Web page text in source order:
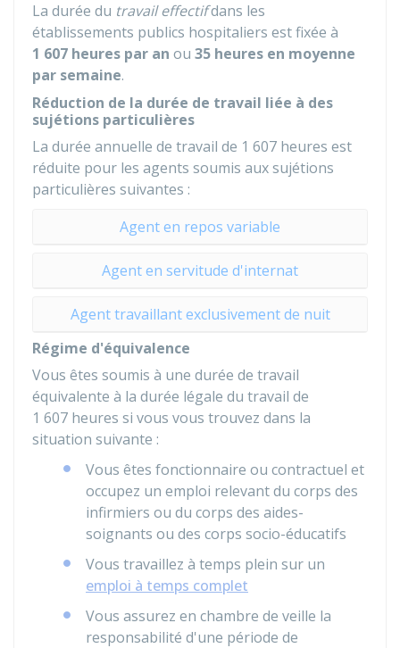
La durée du travail effectifdans les
établissements publics hospitaliers est fixée à
1 607 heures par an ou 35 heures en moyenne
par semaine.
Réduction de la durée de travail liée à des
sujétions particulières
La durée annuelle de travail de 1 607 heures est
réduite pour les agents soumis aux sujétions
particulières suivantes :
Agent en repos variable
Agent en servitude d'internat
Agent travaillant exclusivement de nuit
Régime d'équivalence
Vous êtes soumis à une durée de travail
équivalente à la durée légale du travail de
1 607 heures si vous vous trouvez dans la
situation suivante :
Vous êtes fonctionnaire ou contractuel et
occupez un emploi relevant du corps des
infirmiers ou du corps des aides-
soignants ou des corps socio-éducatifs
Vous travaillez à temps plein sur un
emploi à temps complet
Vous assurez en chambre de veille la
responsabilité d'une période de